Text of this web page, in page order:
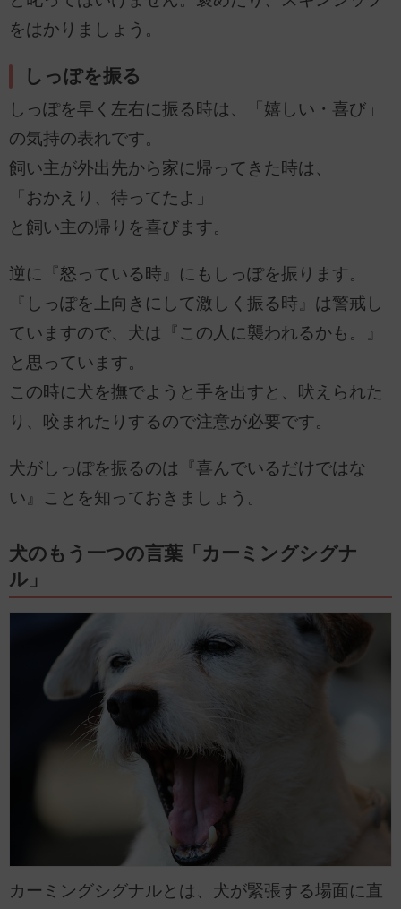
をはかりましょう。
しっぽを振る
しっぽを早く左右に振る時は、「嬉しい・喜び」
の気持の表れです。
飼い主が外出先から家に帰ってきた時は、
「おかえり、待ってたよ」
と飼い主の帰りを喜びます。
逆に『怒っている時』にもしっぽを振ります。
『しっぽを上向きにして激しく振る時』は警戒し
ていますので、犬は『この人に襲われるかも。』
と思っています。
この時に犬を撫でようと手を出すと、吠えられた
り、咬まれたりするので注意が必要です。
犬がしっぽを振るのは『喜んでいるだけではな
い』ことを知っておきましょう。
犬のもう一つの言葉「カーミングシグナ
ル」
カーミングシグナルとは、犬が緊張する場面に直